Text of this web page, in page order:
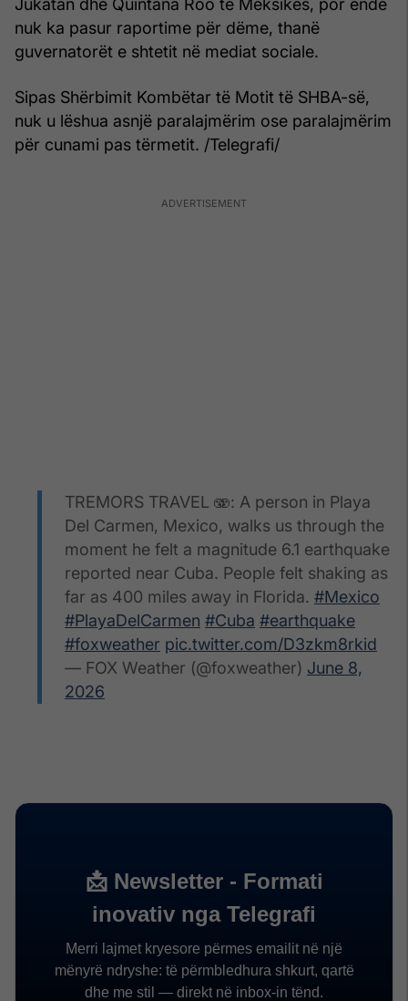
Jukatan dhe Quintana Roo të Meksikës, por ende
nuk ka pasur raportime për dëme, thanë
guvernatorët e shtetit në mediat sociale.
Sipas Shërbimit Kombëtar të Motit të SHBA-së,
nuk u lëshua asnjë paralajmërim ose paralajmërim
për cunami pas tërmetit. /Telegrafi/
TREMORS TRAVEL 🫨: A person in Playa
Del Carmen, Mexico, walks us through the
moment he felt a magnitude 6.1 earthquake
reported near Cuba. People felt shaking as
far as 400 miles away in Florida. #Mexico
#PlayaDelCarmen #Cuba #earthquake
#foxweather pic.twitter.com/D3zkm8rkid
— FOX Weather (@foxweather) June 8,
2026